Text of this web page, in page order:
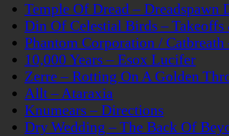
Temple Of Dread – Dreadspawn
Din Of Celestial Birds –
Phantom Corporation /
10,000 Years – Esox Lucifer
Zerre – Rotting On A Golden
Allt – Ataraxia
Knumears – Directions
Dry Wedding – The Back Of